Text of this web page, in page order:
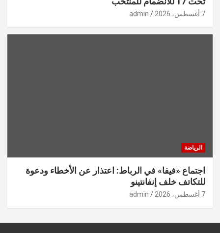
7 أغسطس، 2026 admin
الرياضة
اجتماع «فيفا» في الرباط: اعتذار عن الأخطاء ودعوة
للتكاتف خلف إنفانتينو
7 أغسطس، 2026 admin